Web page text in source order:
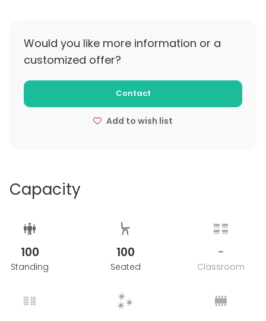
Would you like more information or a
customized offer?
Contact
Add to wish list
Capacity
100
Standing
100
Seated
-
Classroom